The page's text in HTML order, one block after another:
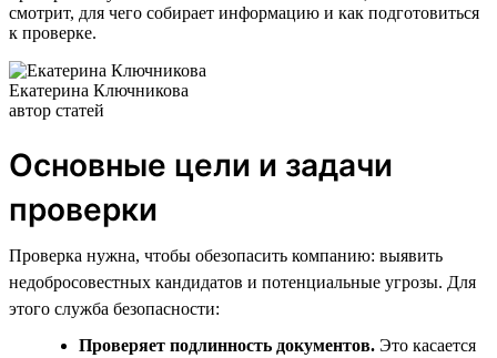
смотрит, для чего собирает информацию и как подготовиться
к проверке.
Екатерина Ключникова
автор статей
Основные цели и задачи
проверки
Проверка нужна, чтобы обезопасить компанию: выявить
недобросовестных кандидатов и потенциальные угрозы. Для
этого служба безопасности:
Проверяет подлинность документов. Это касается